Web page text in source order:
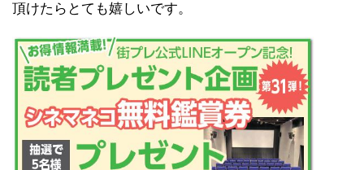
頂けたらとても嬉しいです。